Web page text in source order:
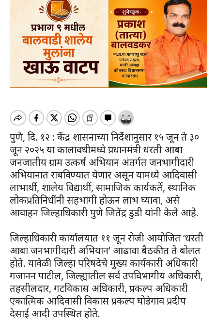
पुणे, दि. १२ : केंद्र शासनाच्या निर्देशानुसार १५ जून ते ३०
जून २०२५ या कालावधीमध्ये प्रधानमंत्री धरती आबा
जनजातीय ग्राम उत्कर्ष अभियान अंतर्गत जनभागीदारी
अभियानात राबविण्यात येणार असून यामध्ये आदिवासी
लाभार्थी, शालेय विद्यार्थी, सामाजिक कार्यकर्ते, स्थानिक
लोकप्रतिनिधींनी सहभागी होऊन लाभ घ्यावा, असे
आवाहन जिल्हाधिकारी पुणे जितेंद्र डुडी यांनी केले आहे.
जिल्हाधिकारी कार्यालयात ११ जून रोजी आयोजित ‘धरती
आबा जनभागीदारी अभियान’ आढावा बैठकीत ते बोलत
होते. यावेळी जिल्हा परिषदेचे मुख्य कार्यकारी अधिकारी
गजानन पाटील, जिल्ह्यातील सर्व उपविभागीय अधिकारी,
तहसीलदार, गटविकास अधिकारी, प्रकल्प अधिकारी
एकात्मिक आदिवासी विकास प्रकल्प घोडेगाव प्रदीप
देसाई आदी उपस्थित होते.